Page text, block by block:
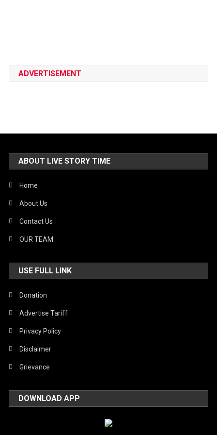
ADVERTISEMENT
ABOUT LIVE STORY TIME
Home
About Us
Contact Us
OUR TEAM
USE FULL LINK
Donation
Advertise Tariff
Privacy Policy
Disclaimer
Grievance
DOWNLOAD APP